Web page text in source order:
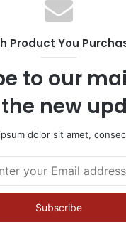
Product You
to our
new
dolor sit amet,